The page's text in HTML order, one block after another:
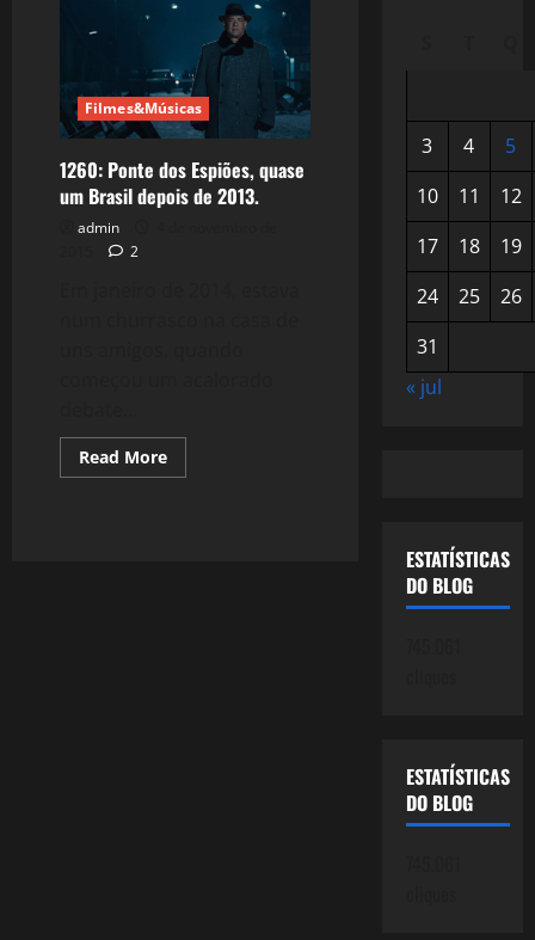
Filmes&Músicas
1260: Ponte dos Espiões, quase
um Brasil depois de 2013.
admin
2
Read MoreRead
more
3 4
5
10
11
12
17
18
19
24
25
26
31
« jul
ESTATÍSTICAS
DO BLOG
ESTATÍSTICAS
DO BLOG